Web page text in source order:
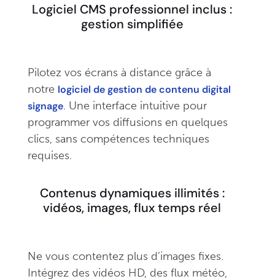
Logiciel CMS professionnel inclus :
gestion simplifiée
Pilotez vos écrans à distance grâce à
notre logiciel de gestion de contenu digital
signage. Une interface intuitive pour
programmer vos diffusions en quelques
clics, sans compétences techniques
requises.
Contenus dynamiques illimités :
vidéos, images, flux temps réel
Ne vous contentez plus d’images fixes.
Intégrez des vidéos HD, des flux météo,